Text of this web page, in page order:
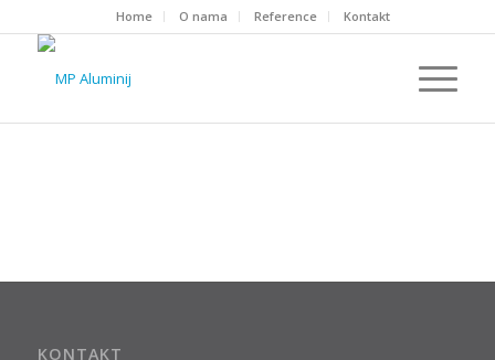
Home O nama Reference Kontakt
KONTAKT